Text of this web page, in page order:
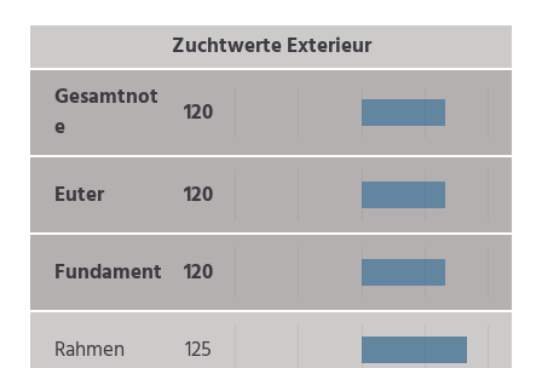
Zuchtwerte Exterieur
Gesamtnot
e
120
Euter 120
Fundament 120
Rahmen
125